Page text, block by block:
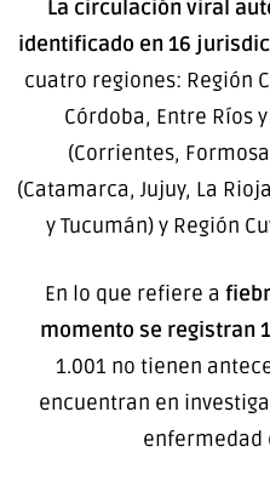
La circulación viral
identificado en 16
cuatro regiones: Región
Córdoba, Entre Ríos
(Corrientes,
(Catamarca, Jujuy, La
y Tucumán) y Región
En lo que refiere a
momento se registran
1.001 no tienen
encuentran en
enfermedad